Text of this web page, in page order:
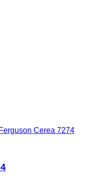
Cerea 7274